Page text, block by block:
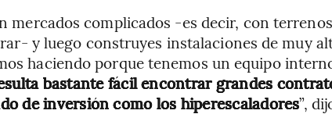
mercados complicados -es decir, con
y luego construyes instalaciones de muy
haciendo porque tenemos un equipo
bastante fácil encontrar grandes
de inversión como los hiperescaladores”,